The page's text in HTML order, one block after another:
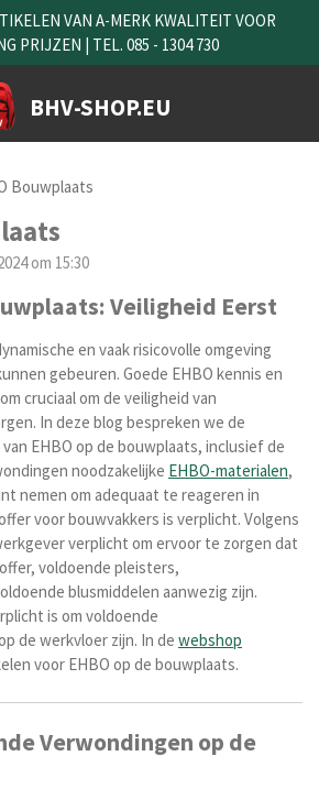
BHV-SHOP.EU
VAN A-MERK KWALITEIT VOOR
PRIJZEN | TEL. 085 - 1304 730
Bouwplaats
om 15:30
Veiligheid Eerst
en vaak risicovolle omgeving
gebeuren. Goede EHBO kennis en
cruciaal om de veiligheid van
In deze blog bespreken we de
EHBO op de bouwplaats, inclusief de
noodzakelijke EHBO-materialen,
nemen om adequaat te reageren in
voor bouwvakkers is verplicht. Volgens
verplicht om ervoor te zorgen dat
voldoende pleisters,
blusmiddelen aanwezig zijn.
is om voldoende
de werkvloer zijn. In de webshop
voor EHBO op de bouwplaats.
Verwondingen op de